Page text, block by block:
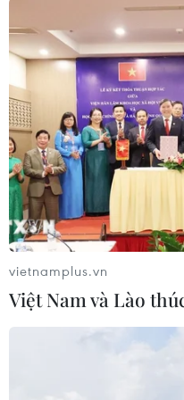
treo cờ Ấn Độ sau khi con
tàu bị tấn công và chìm
trên Biển Đỏ, ngoài khơi
thành phố cảng Hodeida.
NGHE
vietnamplus.vn
Việt Nam và Lào